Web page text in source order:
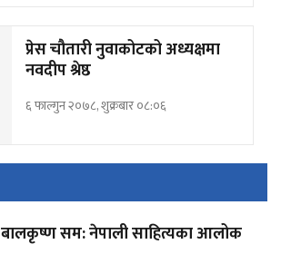
प्रेस चौतारी नुवाकोटको अध्यक्षमा
नवदीप श्रेष्ठ
६ फाल्गुन २०७८, शुक्रबार ०८:०६
बालकृष्ण सम: नेपाली साहित्यका आलोक